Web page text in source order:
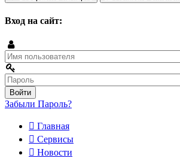
Вход на сайт:
Забыли Пароль?
Главная
Сервисы
Новости